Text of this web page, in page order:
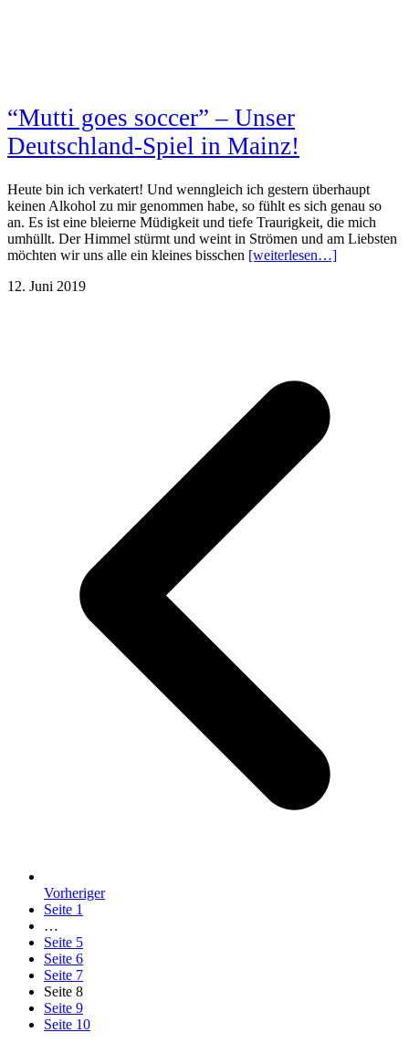
“Mutti goes soccer” – Unser
Deutschland-Spiel in Mainz!
Heute bin ich verkatert! Und wenngleich ich gestern überhaupt
keinen Alkohol zu mir genommen habe, so fühlt es sich genau so
an. Es ist eine bleierne Müdigkeit und tiefe Traurigkeit, die mich
umhüllt. Der Himmel stürmt und weint in Strömen und am Liebsten
möchten wir uns alle ein kleines bisschen [weiterlesen…]
12. Juni 2019
Vorheriger
Seite 1
…
Seite 5
Seite 6
Seite 7
Seite 8
Seite 9
Seite 10